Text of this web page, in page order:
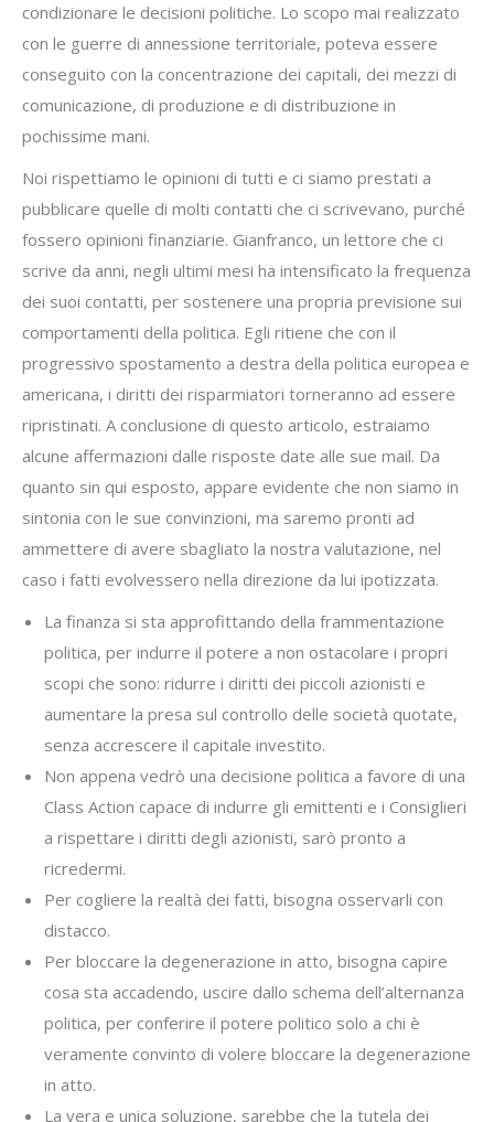
condizionare le decisioni politiche. Lo scopo mai realizzato
con le guerre di annessione territoriale, poteva essere
conseguito con la concentrazione dei capitali, dei mezzi di
comunicazione, di produzione e di distribuzione in
pochissime mani.
Noi rispettiamo le opinioni di tutti e ci siamo prestati a
pubblicare quelle di molti contatti che ci scrivevano, purché
fossero opinioni finanziarie. Gianfranco, un lettore che ci
scrive da anni, negli ultimi mesi ha intensificato la frequenza
dei suoi contatti, per sostenere una propria previsione sui
comportamenti della politica. Egli ritiene che con il
progressivo spostamento a destra della politica europea e
americana, i diritti dei risparmiatori torneranno ad essere
ripristinati. A conclusione di questo articolo, estraiamo
alcune affermazioni dalle risposte date alle sue mail. Da
quanto sin qui esposto, appare evidente che non siamo in
sintonia con le sue convinzioni, ma saremo pronti ad
ammettere di avere sbagliato la nostra valutazione, nel
caso i fatti evolvessero nella direzione da lui ipotizzata.
La finanza si sta approfittando della frammentazione
politica, per indurre il potere a non ostacolare i propri
scopi che sono: ridurre i diritti dei piccoli azionisti e
aumentare la presa sul controllo delle società quotate,
senza accrescere il capitale investito.
Non appena vedrò una decisione politica a favore di una
Class Action capace di indurre gli emittenti e i Consiglieri
a rispettare i diritti degli azionisti, sarò pronto a
ricredermi.
Per cogliere la realtà dei fatti, bisogna osservarli con
distacco.
Per bloccare la degenerazione in atto, bisogna capire
cosa sta accadendo, uscire dallo schema dell’alternanza
politica, per conferire il potere politico solo a chi è
veramente convinto di volere bloccare la degenerazione
in atto.
La vera e unica soluzione, sarebbe che la tutela dei